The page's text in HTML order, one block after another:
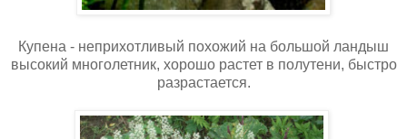
Купена - неприхотливый похожий на большой ландыш
высокий многолетник, хорошо растет в полутени, быстро
разрастается.